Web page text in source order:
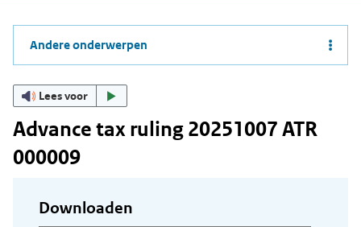
Andere onderwerpen
Lees voor
Advance tax ruling 20251007 ATR
000009
Downloaden